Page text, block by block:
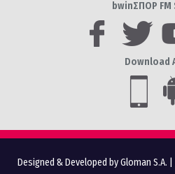
bwinΣΠΟΡ FM
Download
Designed & Developed by Gloman S.A.